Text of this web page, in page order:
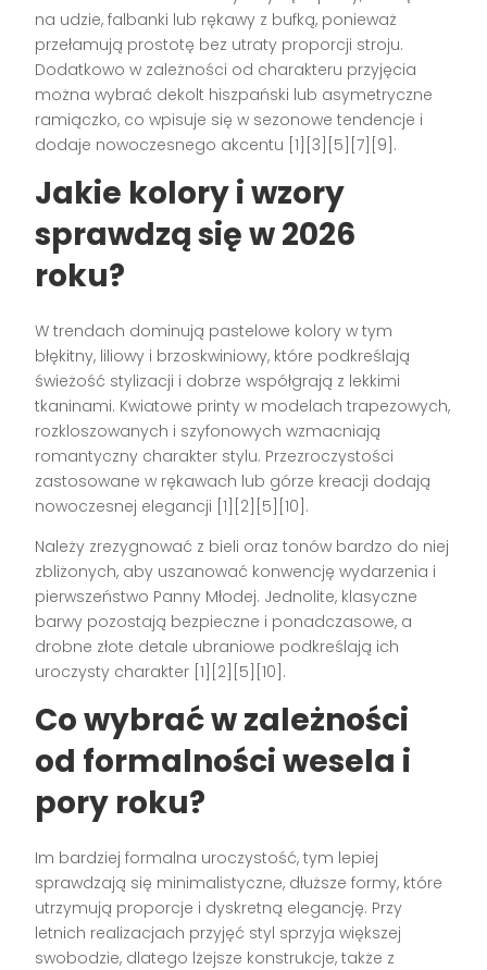
na udzie, falbanki lub rękawy z bufką, ponieważ
przełamują prostotę bez utraty proporcji stroju.
Dodatkowo w zależności od charakteru przyjęcia
można wybrać dekolt hiszpański lub asymetryczne
ramiączko, co wpisuje się w sezonowe tendencje i
dodaje nowoczesnego akcentu [1][3][5][7][9].
Jakie kolory i wzory
sprawdzą się w 2026
roku?
W trendach dominują pastelowe kolory w tym
błękitny, liliowy i brzoskwiniowy, które podkreślają
świeżość stylizacji i dobrze współgrają z lekkimi
tkaninami. Kwiatowe printy w modelach trapezowych,
rozkloszowanych i szyfonowych wzmacniają
romantyczny charakter stylu. Przezroczystości
zastosowane w rękawach lub górze kreacji dodają
nowoczesnej elegancji [1][2][5][10].
Należy zrezygnować z bieli oraz tonów bardzo do niej
zbliżonych, aby uszanować konwencję wydarzenia i
pierwszeństwo Panny Młodej. Jednolite, klasyczne
barwy pozostają bezpieczne i ponadczasowe, a
drobne złote detale ubraniowe podkreślają ich
uroczysty charakter [1][2][5][10].
Co wybrać w zależności
od formalności wesela i
pory roku?
Im bardziej formalna uroczystość, tym lepiej
sprawdzają się minimalistyczne, dłuższe formy, które
utrzymują proporcje i dyskretną elegancję. Przy
letnich realizacjach przyjęć styl sprzyja większej
swobodzie, dlatego lżejsze konstrukcje, także z